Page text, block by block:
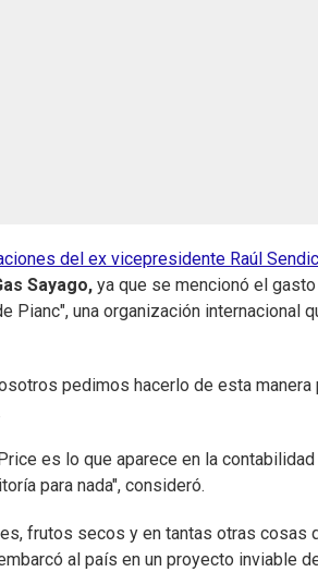
del ex vicepresidente Raúl
Sayago, ya que se mencionó el gasto
Pianc", una organización internacional
pedimos hacerlo de esta manera
es lo que aparece en la contabilidad
para nada", consideró.
frutos secos y en tantas otras cosas
al país en un proyecto inviable